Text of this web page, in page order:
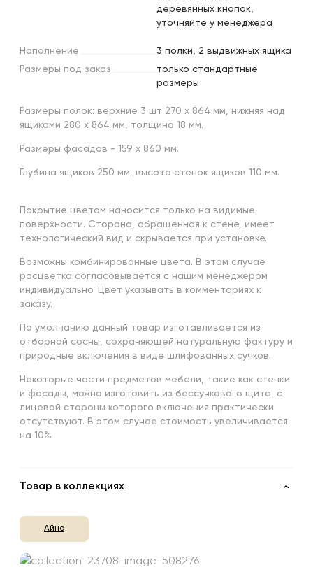
деревянных кнопок,
уточняйте у менеджера
Наполнение
3 полки, 2 выдвижных ящика
Размеры под заказ
только стандартные
размеры
Размеры полок: верхние 3 шт 270 х 864 мм, нижняя над
ящиками 280 х 864 мм, толщина 18 мм.
Размеры фасадов - 159 х 860 мм.
Глубина ящиков 250 мм, высота стенок ящиков 110 мм.
Покрытие цветом наносится только на видимые
поверхности. Сторона, обращенная к стене, имеет
технологический вид и скрывается при установке.
Возможны комбинированные цвета. В этом случае
расцветка согласовывается с нашим менеджером
индивидуально. Цвет указывать в комментариях к
заказу.
По умолчанию данный товар изготавливается из
отборной сосны, сохраняющей натуральную фактуру и
природные включения в виде шлифованных сучков.
Некоторые части предметов мебели, такие как стенки
и фасады, можно изготовить из бессучкового щита, с
лицевой стороны которого включения практически
отсутствуют. В этом случае стоимость увеличивается
на 10%
Товар в коллекциях
Айно